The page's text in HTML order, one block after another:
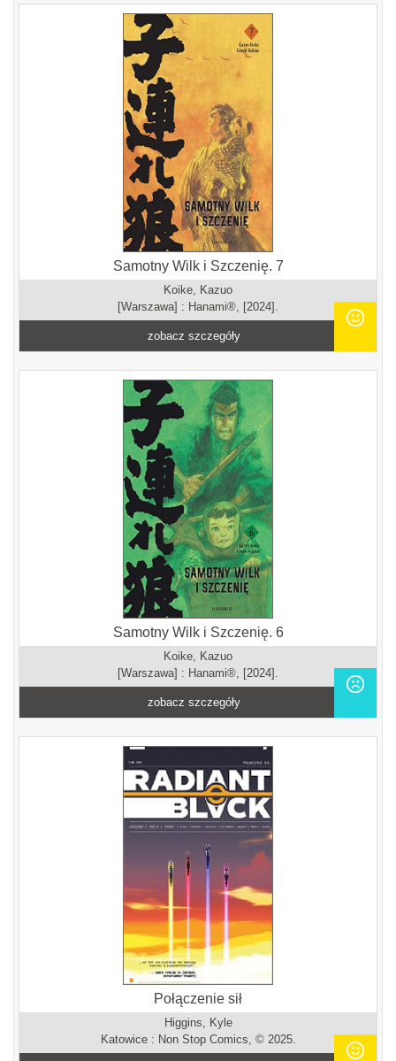
Samotny Wilk i Szczenię. 7
Koike, Kazuo
[Warszawa] : Hanami®, [2024].
zobacz szczegóły
Samotny Wilk i Szczenię. 6
Koike, Kazuo
[Warszawa] : Hanami®, [2024].
zobacz szczegóły
Połączenie sił
Higgins, Kyle
Katowice : Non Stop Comics, © 2025.